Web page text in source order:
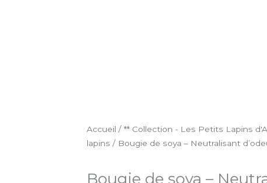
Accueil / ** Collection - Les Petits Lapins
lapins / Bougie de soya – Neutralisant
Bougie de soya –